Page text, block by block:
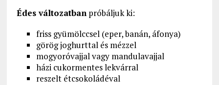
Édes változatbanpróbáljuk ki:
friss gyümölccsel (eper, banán, áfonya)
görög joghurttal és mézzel
mogyoróvajjal vagy mandulavajjal
házi cukormentes lekvárral
reszelt étcsokoládéval